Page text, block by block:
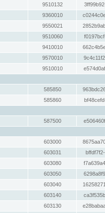
9510132
9360010
9550021
9510060
9410010
9570010
9510010
585850
585860
587500
603000
603031
603080
603050
603040
603140
603130